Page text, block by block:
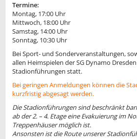
Termine:
Montag, 17:00 Uhr
Mittwoch, 18:00 Uhr
Samstag, 14:00 Uhr
Sonntag, 10:30 Uhr
Bei Sport- und Sonderveranstaltungen,
allen Heimspielen der SG Dynamo
Stadionführungen statt.
Bei geringen Anmeldungen können die
kurzfristig abgesagt werden.
Die Stadionführungen sind beschränkt
ab der 2. – 4. Etage eine Evakuierung im
Treppenhäuser möglich ist.
Ansonsten ist die Route unserer